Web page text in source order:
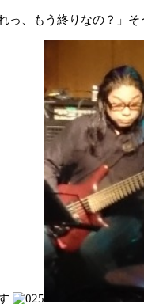
っ、もう終りなの？」そ